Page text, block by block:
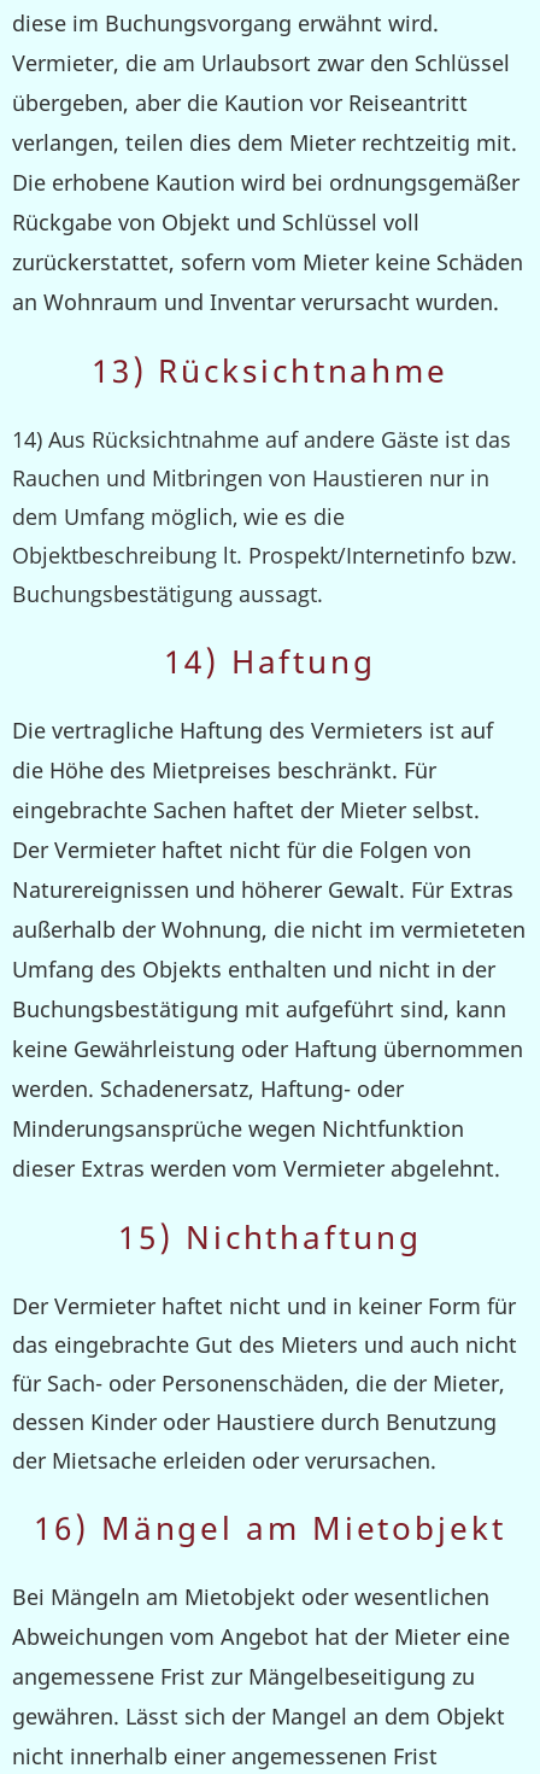
diese im Buchungsvorgang erwähnt wird.
Vermieter, die am Urlaubsort zwar den Schlüssel
übergeben, aber die Kaution vor Reiseantritt
verlangen, teilen dies dem Mieter rechtzeitig mit.
Die erhobene Kaution wird bei ordnungsgemäßer
Rückgabe von Objekt und Schlüssel voll
zurückerstattet, sofern vom Mieter keine Schäden
an Wohnraum und Inventar verursacht wurden.
13) Rücksichtnahme
14) Aus Rücksichtnahme auf andere Gäste ist das
Rauchen und Mitbringen von Haustieren nur in
dem Umfang möglich, wie es die
Objektbeschreibung lt. Prospekt/Internetinfo bzw.
Buchungsbestätigung aussagt.
14) Haftung
Die vertragliche Haftung des Vermieters ist auf
die Höhe des Mietpreises beschränkt. Für
eingebrachte Sachen haftet der Mieter selbst.
Der Vermieter haftet nicht für die Folgen von
Naturereignissen und höherer Gewalt. Für Extras
außerhalb der Wohnung, die nicht im vermieteten
Umfang des Objekts enthalten und nicht in der
Buchungsbestätigung mit aufgeführt sind, kann
keine Gewährleistung oder Haftung übernommen
werden. Schadenersatz, Haftung- oder
Minderungsansprüche wegen Nichtfunktion
dieser Extras werden vom Vermieter abgelehnt.
15) Nichthaftung
Der Vermieter haftet nicht und in keiner Form für
das eingebrachte Gut des Mieters und auch nicht
für Sach- oder Personenschäden, die der Mieter,
dessen Kinder oder Haustiere durch Benutzung
der Mietsache erleiden oder verursachen.
16) Mängel am Mietobjekt
Bei Mängeln am Mietobjekt oder wesentlichen
Abweichungen vom Angebot hat der Mieter eine
angemessene Frist zur Mängelbeseitigung zu
gewähren. Lässt sich der Mangel an dem Objekt
nicht innerhalb einer angemessenen Frist